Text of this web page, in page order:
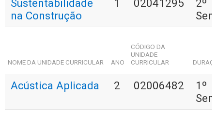
Sustentabilidade
na Construção
1 02041295
2º
NOME DA UNIDADE CURRICULAR ANO
CÓDIGO DA
UNIDADE
CURRICULAR
Acústica Aplicada 2 02006482
1º